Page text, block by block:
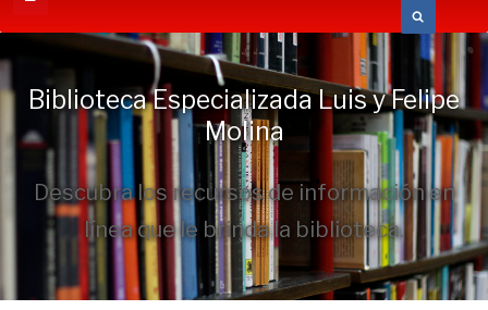
Biblioteca Especializada Luis y Felipe
Molina
Descubra los recursos de información en
línea que le brinda la biblioteca.